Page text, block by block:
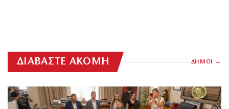
ΔΙΑΒΑΣΤΕ ΑΚΟΜΗ ΔΗΜΟΙ